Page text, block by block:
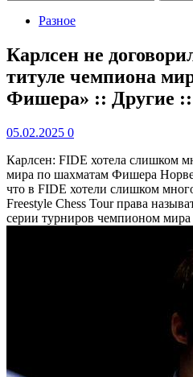
Разное
Карлсен не
титуле чемпиона
Фишера» :: Другие
05.02.2025 0
Карлсен: FIDE хотела слишком
мира по шахматам Фишера
что в FIDE хотели слишком
Freestyle Chess Tour права
серии турниров чемпионом мира